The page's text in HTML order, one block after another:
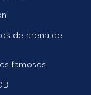
de arena de
famosos